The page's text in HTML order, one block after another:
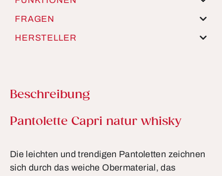
FRAGEN
HERSTELLER
Beschreibung
Produktinformationen
Pantolette Capri natur whisky
Die leichten und trendigen Pantoletten zeichnen
sich durch das weiche Obermaterial, das